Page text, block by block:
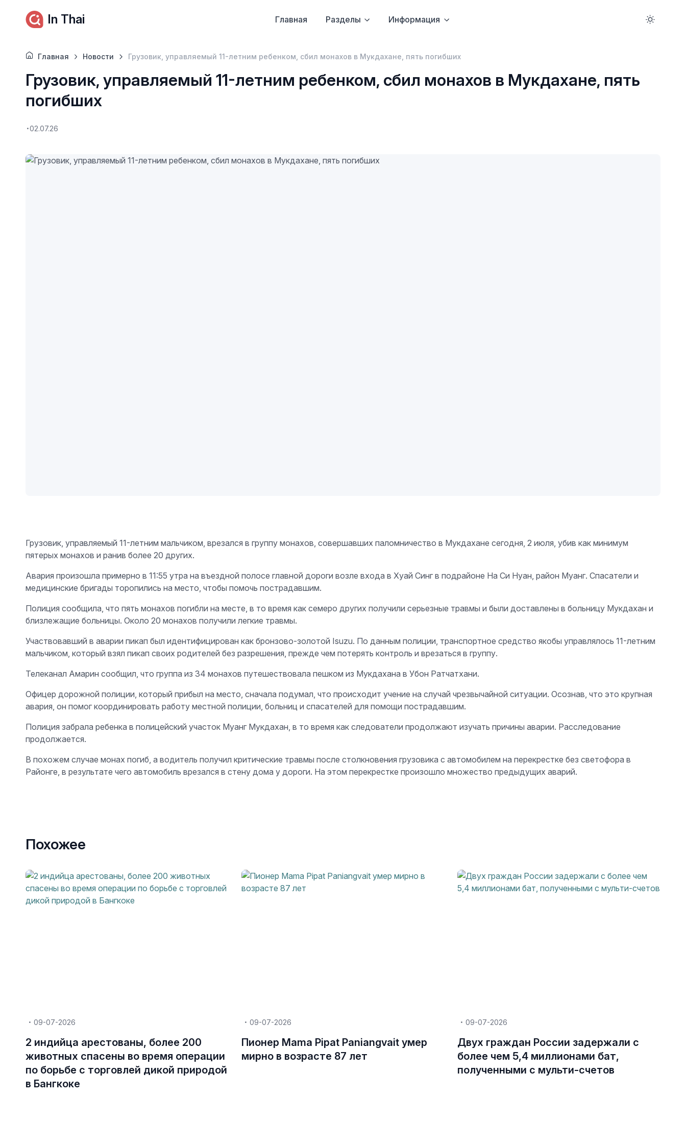
In Thai Главная Разделы Информация
Главная Новости Грузовик, управляемый 11-летним ребенком, сбил монахов в Мукдахане, пять погибших
Грузовик, управляемый 11-летним ребенком, сбил монахов в Мукдахане, пять
погибших
02.07.26
Грузовик, управляемый 11-летним мальчиком, врезался в группу монахов, совершавших паломничество в Мукдахане сегодня, 2 июля, убив как минимум
пятерых монахов и ранив более 20 других.
Авария произошла примерно в 11:55 утра на въездной полосе главной дороги возле входа в Хуай Синг в подрайоне На Си Нуан, район Муанг. Спасатели и
медицинские бригады торопились на место, чтобы помочь пострадавшим.
Полиция сообщила, что пять монахов погибли на месте, в то время как семеро других получили серьезные травмы и были доставлены в больницу Мукдахан и
близлежащие больницы. Около 20 монахов получили легкие травмы.
Участвовавший в аварии пикап был идентифицирован как бронзово-золотой Isuzu. По данным полиции, транспортное средство якобы управлялось 11-летним
мальчиком, который взял пикап своих родителей без разрешения, прежде чем потерять контроль и врезаться в группу.
Телеканал Амарин сообщил, что группа из 34 монахов путешествовала пешком из Мукдахана в Убон Ратчатхани.
Офицер дорожной полиции, который прибыл на место, сначала подумал, что происходит учение на случай чрезвычайной ситуации. Осознав, что это крупная
авария, он помог координировать работу местной полиции, больниц и спасателей для помощи пострадавшим.
Полиция забрала ребенка в полицейский участок Муанг Мукдахан, в то время как следователи продолжают изучать причины аварии. Расследование
продолжается.
В похожем случае монах погиб, а водитель получил критические травмы после столкновения грузовика с автомобилем на перекрестке без светофора в
Районге, в результате чего автомобиль врезался в стену дома у дороги. На этом перекрестке произошло множество предыдущих аварий.
Похожее
09-07-2026
2 индийца арестованы, более 200
животных спасены во время операции
по борьбе с торговлей дикой природой
в Бангкоке
09-07-2026
Пионер Mama Pipat Paniangvait умер
мирно в возрасте 87 лет
09-07-2026
Двух граждан России задержали с
более чем 5,4 миллионами бат,
полученными с мульти-счетов